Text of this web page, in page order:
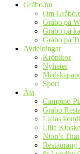
Gråbo.nu
Om
Gråbo på
Gråbo på
Gråbo på
Avdelningar
Krönikor
Nyheter
Sport
Äta
Campino
Gråbo
Lailas
Lilla
Nion’s
Restaurang